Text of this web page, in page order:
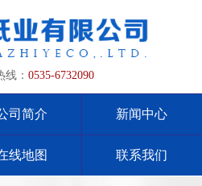
线： 0535-6732090
司简介 新闻中心
线地图 联系我们